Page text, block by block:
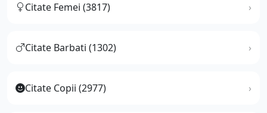
Citate Femei (3817)
Citate Barbati (1302)
Citate Copii (2977)